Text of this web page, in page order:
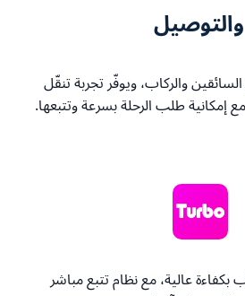
والركاب، ويوفّر تجربة تنقّل
إمكانية طلب الرحلة بسرعة وتتبعها.
عالية، مع نظام تتبع مباشر